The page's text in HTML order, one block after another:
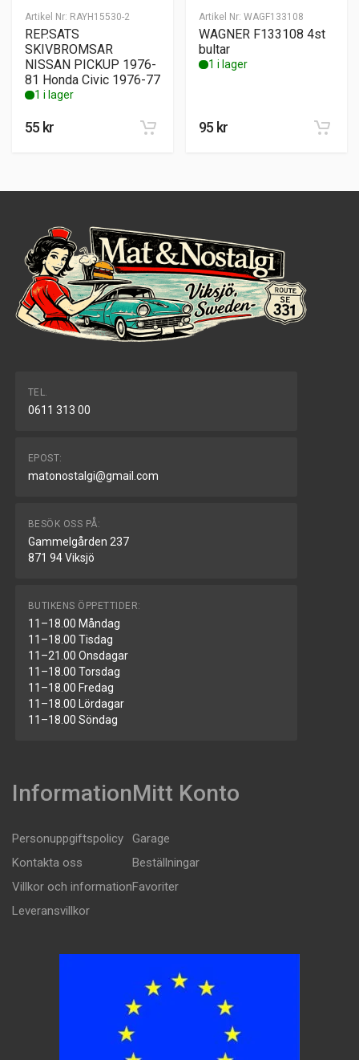
Artikel Nr: RAYH15530-2
REP.SATS
SKIVBROMSAR
NISSAN PICKUP 1976-
81 Honda Civic 1976-77
1 i lager
55 kr
Artikel Nr: WAGF133108
WAGNER F133108 4st
bultar
1 i lager
95 kr
TEL.
0611 313 00
EPOST:
matonostalgi@gmail.com
BESÖK OSS PÅ:
Gammelgården 237
871 94 Viksjö
BUTIKENS ÖPPETTIDER:
11–18.00 Måndag
11–18.00 Tisdag
11–21.00 Onsdagar
11–18.00 Torsdag
11–18.00 Fredag
11–18.00 Lördagar
11–18.00 Söndag
Information
Personuppgiftspolicy
Kontakta oss
Villkor och information
Leveransvillkor
Mitt Konto
Garage
Beställningar
Favoriter